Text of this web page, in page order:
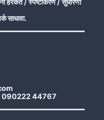
हरकत / स्पष्टीकरण / सुधारणा
साधावा.
090222 44767